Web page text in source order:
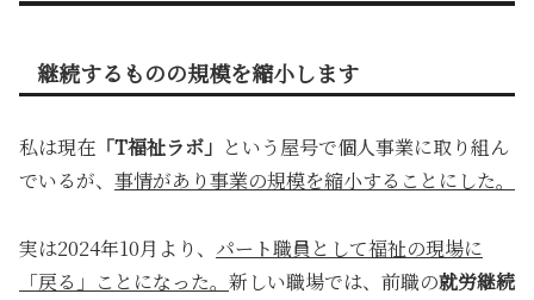
継続するものの規模を縮小します
私は現在 「T福祉ラボ」 という屋号で個人事業に取り組ん
でいるが、 事情があり事業の規模を縮小することにした。
実は2024年10月より、 パート職員として福祉の現場に
「戻る」ことになった。 新しい職場では、前職の就労継続